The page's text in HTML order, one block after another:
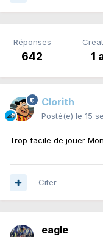
Réponses
642 1
Clorith
Posté(e) le 15
Trop facile de jouer
Citer
eagle